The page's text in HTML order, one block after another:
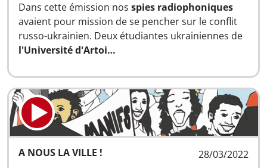
Dans cette émission nos spies radiophoniques
avaient pour mission de se pencher sur le conflit
russo-ukrainien. Deux étudiantes ukrainiennes de
l'Université d'Artoi…
28/03/2022
A NOUS LA VILLE !